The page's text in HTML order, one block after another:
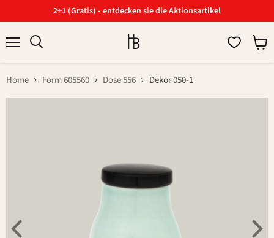
2+1 (Gratis) - entdecken sie die Aktionsartikel
Home Form 605560 Dose 556 Dekor 050-1